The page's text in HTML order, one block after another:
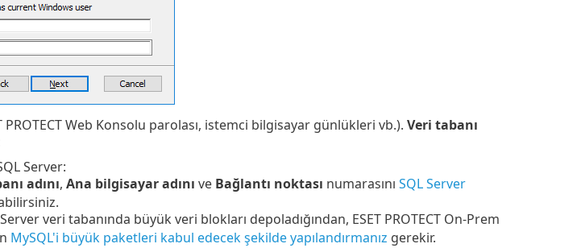
Web Konsolu parolası, istemci bilgisayar günlükleri vb.). Veri tabanı
Server:
adını, Ana bilgisayar adını ve Bağlantı noktası numarasını SQL Server
Server veri tabanında büyük veri blokları depoladığından, ESET PROTECT On-Prem
MySQL'i büyük paketleri kabul edecek şekilde yapılandırmanız gerekir.